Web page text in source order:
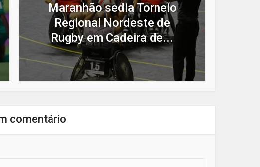
Maranhão sedia Torneio
Regional Nordeste de
Rugby em Cadeira de...
comentário